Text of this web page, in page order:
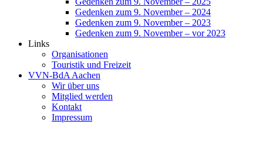
Gedenken zum 9. November – 2024
Gedenken zum 9. November – 2023
Gedenken zum 9. November – vor 2023
Links
Organisationen
Touristik und Freizeit
VVN-BdA Aachen
Wir über uns
Mitglied werden
Kontakt
Impressum